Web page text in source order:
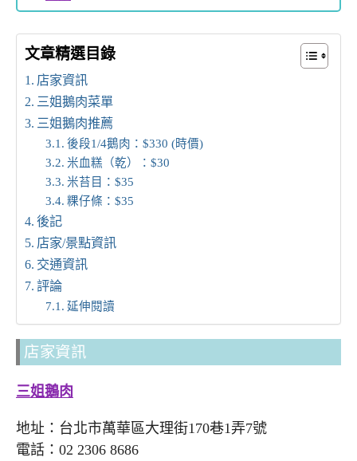
文章精選目錄
店家資訊
三姐鵝肉菜單
三姐鵝肉推薦
後段1/4鵝肉：$330 (時價)
米血糕（乾）：$30
米苔目：$35
粿仔條：$35
後記
店家/景點資訊
交通資訊
評論
延伸閱讀
店家資訊
三姐鵝肉
地址：台北市萬華區大理街170巷1弄7號
電話：02 2306 8686